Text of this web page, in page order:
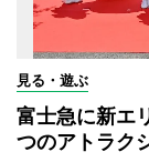
見る・遊ぶ
富士急に新エ
つのアトラク